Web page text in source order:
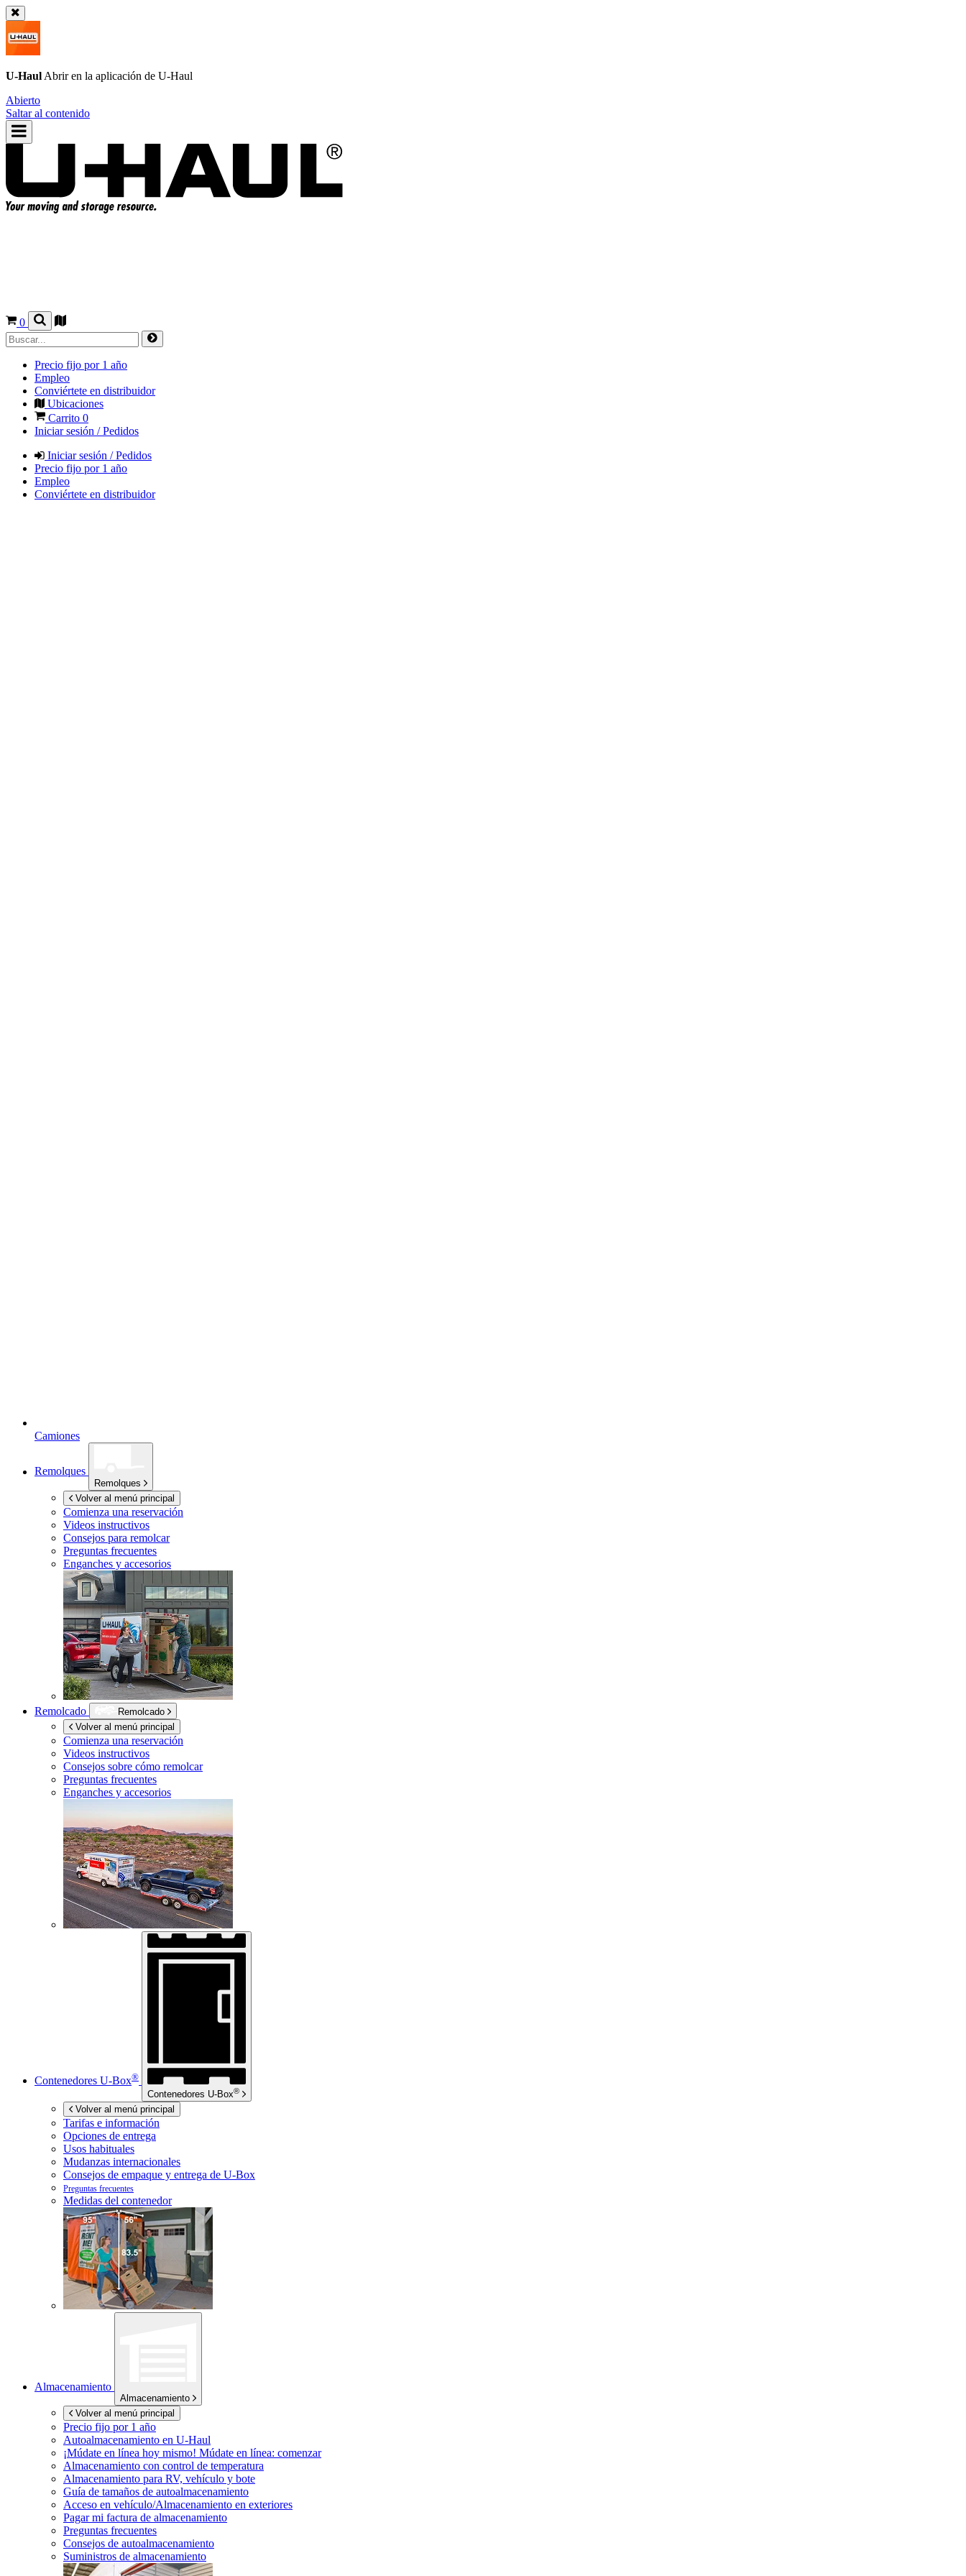
U-Haul Abrir en la aplicación de U-Haul
Abierto
Saltar al contenido
0
Precio fijo por 1 año
Empleo
Conviértete en distribuidor
Ubicaciones
Carrito 0
Iniciar sesión / Pedidos
Iniciar sesión / Pedidos
Precio fijo por 1 año
Empleo
Conviértete en distribuidor
Camiones
Remolques
Remolques
Volver al menú principal
Comienza una reservación
Videos instructivos
Consejos para remolcar
Preguntas frecuentes
Enganches y accesorios
Remolcado
Remolcado
Volver al menú principal
Comienza una reservación
Videos instructivos
Consejos sobre cómo remolcar
Preguntas frecuentes
Enganches y accesorios
Contenedores U-Box®
Contenedores U-Box®
Volver al menú principal
Tarifas e información
Opciones de entrega
Usos habituales
Mudanzas internacionales
Consejos de empaque y entrega de U-Box
Preguntas frecuentes
Medidas del contenedor
Almacenamiento
Almacenamiento
Volver al menú principal
Precio fijo por 1 año
Autoalmacenamiento en U-Haul
¡Múdate en línea hoy mismo! Múdate en línea: comenzar
Almacenamiento con control de temperatura
Almacenamiento para RV, vehículo y bote
Guía de tamaños de autoalmacenamiento
Acceso en vehículo/Almacenamiento en exteriores
Pagar mi factura de almacenamiento
Preguntas frecuentes
Consejos de autoalmacenamiento
Suministros de almacenamiento